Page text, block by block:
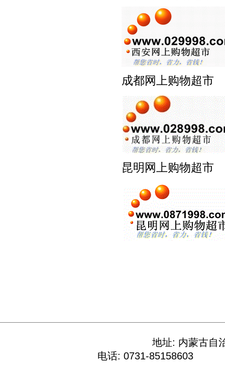
成都网上购物超
昆明网上购物超
地址: 内蒙古
电话: 0731-85158603